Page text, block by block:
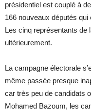
présidentiel est couplé à
166 nouveaux députés qui
Les cinq représentants de
ultérieurement.
La campagne électorale
même passée presque
car très peu de candidats
Mohamed Bazoum, les